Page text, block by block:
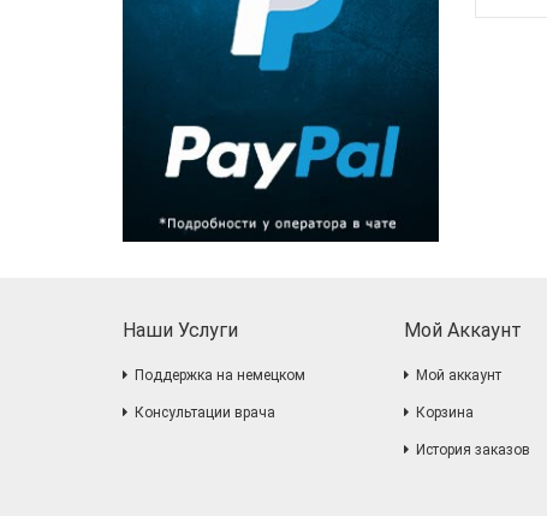
Наши Услуги
Поддержка на немецком
Консультации врача
Мой Аккаунт
Мой аккаунт
Корзина
История заказов